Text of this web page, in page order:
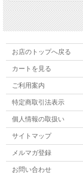
お店のトップへ戻る
カートを見る
ご利用案内
特定商取引法表示
個人情報の取扱い
サイトマップ
メルマガ登録
お問い合わせ